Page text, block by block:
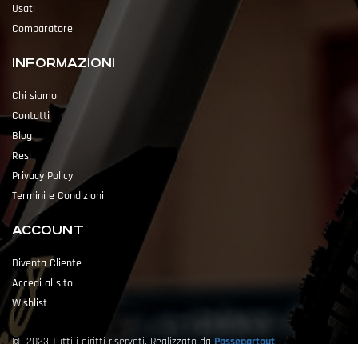
Usati
Comparatore
INFORMAZIONI
Chi siamo
Contatti
Blog
Resi
Privacy Policy
Termini e Condizioni
ACCOUNT
Diventa Cliente
Accedi al sito
Wishlist